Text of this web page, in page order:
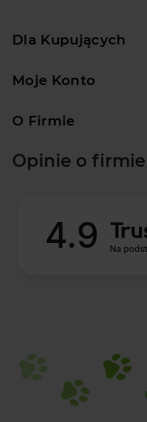
Dla Kupujących
Moje Konto
O Firmie
Opinie o firmie